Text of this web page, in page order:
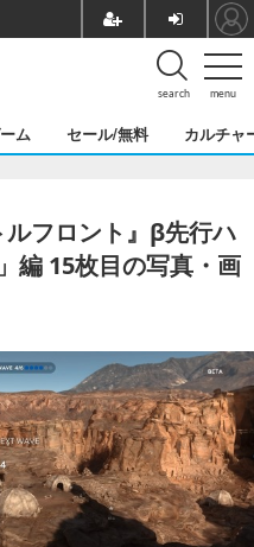
menu
search
ム セール/無料 カルチャ
ルフロント』β先行ハ
編 15枚目の写真・画